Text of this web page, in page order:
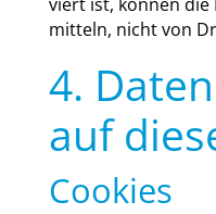
mit­teln, nicht von
4.
auf
Cookies